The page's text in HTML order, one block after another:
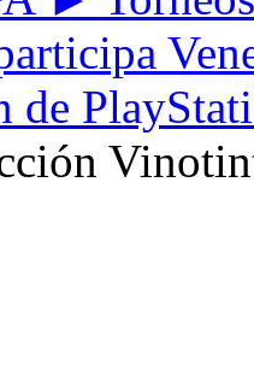
de